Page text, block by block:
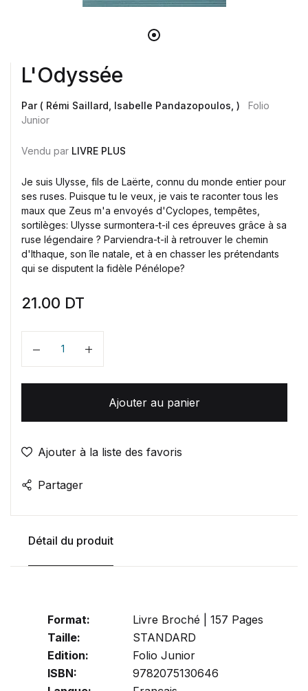
L'Odyssée
Par ( Rémi Saillard, Isabelle Pandazopoulos, )
Folio
Junior
Vendu par LIVRE PLUS
Je suis Ulysse fils de Laërte connu du monde entier pour
ses ruses. Puisque tu le veux , je vais te raconter tous les
maux que Zeus m'a envoyés d'Cyclopes ,tempêtes
sortilèges: Ulysse surmontera-t-il ces épreuves grâce à sa
ruse légendaire ? Parviendra-t-il à retrouver le chemin
d'Ithaque , sonîle natale , et à en chasser les prétendants
qui se disputent la fidèle Pénélope?
21.00 DT
Quantité
Ajouter au panier
Ajouter à la liste des favoris
Partager
Détail du produit
Format:
Livre Broché | 157 Pages
Taille:
STANDARD
Edition:
Folio Junior
ISBN:
9782075130646